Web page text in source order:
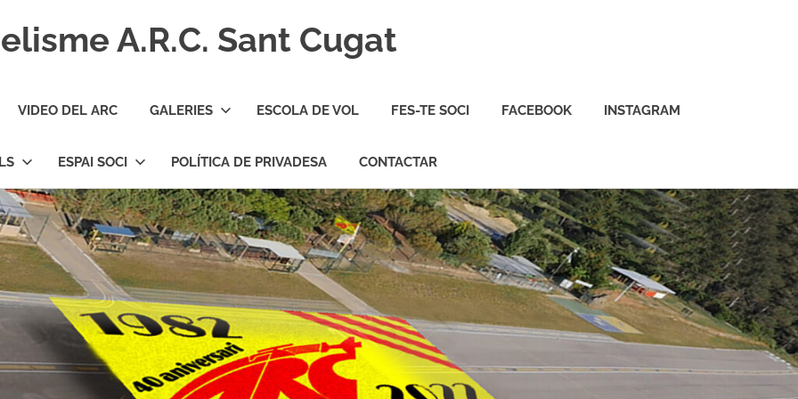
A.R.C. Sant Cugat
VIDEO DEL ARC GALERIES ESCOLA DE VOL FES-TE SOCI FACEBOOK INSTAGRAM
ESPAI SOCI POLÍTICA DE PRIVADESA CONTACTAR